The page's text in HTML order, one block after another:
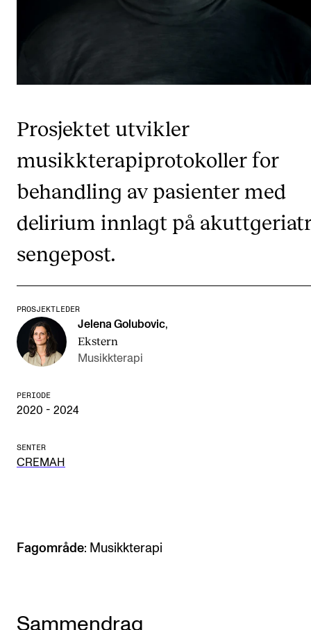
Publikasjoner
INTERNASJONALT
Utveksling
Internasjonal strategi
Samarbeidsprosjekter
Nettverk
IN.TUNE
AKTUELT
Arrangementer og konserter
Nyheter og historier
Om Norges musikkhøgskole
Prosjektet utvikler
musikkterapiprotokoller for
behandling av pasienter med
delirium innlagt på
sengepost.
PROSJEKTLEDER
Jelena Golubovic,
Ekstern
Musikkterapi
PERIODE
2020 - 2024
SENTER
CREMAH
Fagområde: Musikkterapi
Sammendrag